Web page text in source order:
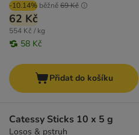
-10.14% běžně69 Kč
62 Kč
554 Kč / kg
58 Kč
Přidat do košíku
Catessy Sticks 10 x 5 g
Losos & pstruh